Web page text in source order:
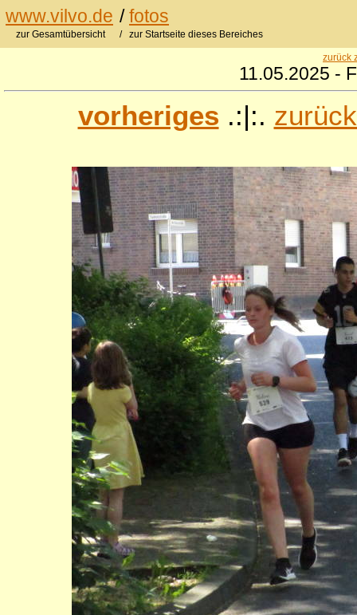
www.vilvo.de /fotos
zur Gesamtübersicht / zur Startseite dieses Bereiches
zurück
11.05.2025 -
vorheriges .:|:.